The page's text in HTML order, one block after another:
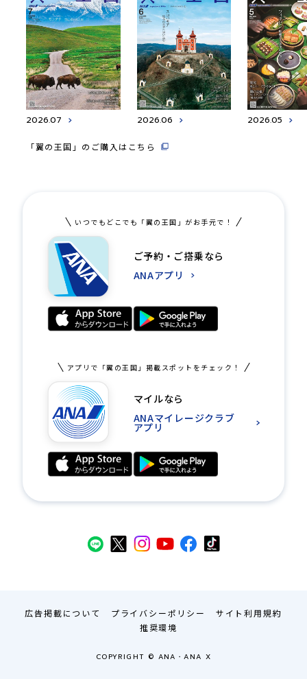
2026.07 2026.06 2026.05
「翼の王国」のご購入はこちら
いつでもどこでも「翼の王国」がお手元で！
ご予約・ご搭乗なら
ANAアプリ
アプリで「翼の王国」掲載スポットをチェック！
マイルなら
ANAマイレージクラブ
アプリ
広告掲載について プライバシーポリシー
サイト利用規約
推奨環境
COPYRIGHT © ANA・ANA X